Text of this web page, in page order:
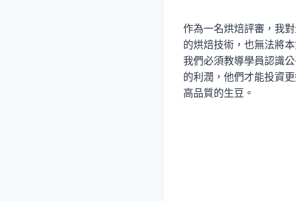
作為一名烘焙評審，我
的烘焙技術，也無法將
我們必須教導學員認識
的利潤，他們才能投資
高品質的生豆。